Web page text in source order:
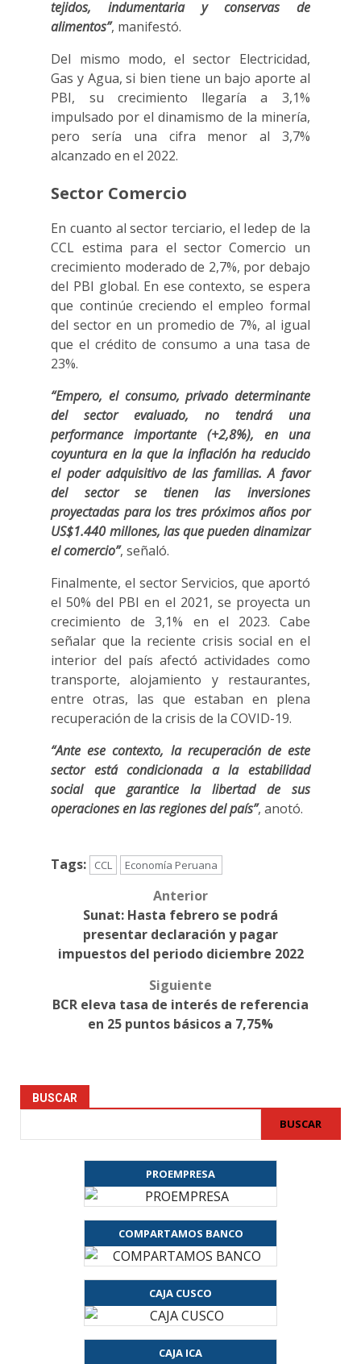
tejidos, indumentaria y conservas de
alimentos”, manifestó.
Del mismo modo, el sector Electricidad,
Gas y Agua, si bien tiene un bajo aporte al
PBI, su crecimiento llegaría a 3,1%
impulsado por el dinamismo de la minería,
pero sería una cifra menor al 3,7%
alcanzado en el 2022.
Sector Comercio
En cuanto al sector terciario, el Iedep de la
CCL estima para el sector Comercio un
crecimiento moderado de 2,7%, por debajo
del PBI global. En ese contexto, se espera
que continúe creciendo el empleo formal
del sector en un promedio de 7%, al igual
que el crédito de consumo a una tasa de
23%.
“Empero, el consumo, privado determinante
del sector evaluado, no tendrá una
performance importante (+2,8%), en una
coyuntura en la que la inflación ha reducido
el poder adquisitivo de las familias. A favor
del sector se tienen las inversiones
proyectadas para los tres próximos años por
US$1.440 millones, las que pueden dinamizar
el comercio”, señaló.
Finalmente, el sector Servicios, que aportó
el 50% del PBI en el 2021, se proyecta un
crecimiento de 3,1% en el 2023. Cabe
señalar que la reciente crisis social en el
interior del país afectó actividades como
transporte, alojamiento y restaurantes,
entre otras, las que estaban en plena
recuperación de la crisis de la COVID-19.
“Ante ese contexto, la recuperación de este
sector está condicionada a la estabilidad
social que garantice la libertad de sus
operaciones en las regiones del país”, anotó.
Tags: CCL Economía Peruana
navigation
Anterior
Sunat: Hasta febrero se podrá
presentar declaración y pagar
impuestos del periodo diciembre 2022
Siguiente
BCR eleva tasa de interés de referencia
en 25 puntos básicos a 7,75%
BUSCAR
BUSCAR
PROEMPRESA
COMPARTAMOS BANCO
CAJA CUSCO
CAJA ICA